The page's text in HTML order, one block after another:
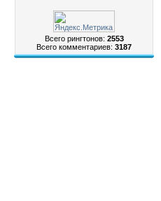
Всего рингтонов: 2553
Всего комментариев: 3187